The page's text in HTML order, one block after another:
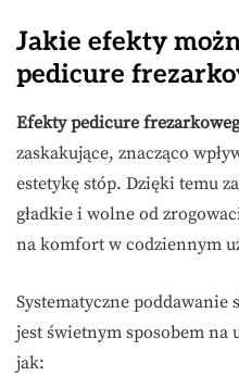
Jakie efekty
pedicure
Efekty pedicure
zaskakujące, znacząco
estetykę stóp. Dzięki temu
gładkie i wolne od
na komfort w codziennym
Systematyczne poddawanie
jest świetnym sposobem
jak: